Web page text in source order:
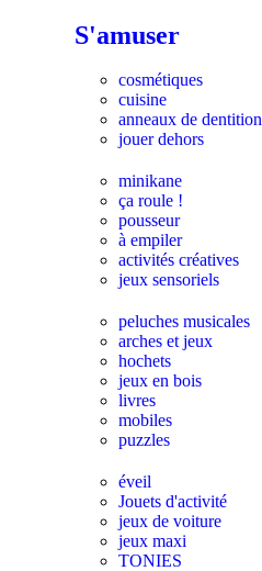
S'amuser
cosmétiques
cuisine
anneaux de dentition
jouer dehors
minikane
ça roule !
pousseur
à empiler
activités créatives
jeux sensoriels
peluches musicales
arches et jeux
hochets
jeux en bois
livres
mobiles
puzzles
éveil
Jouets d'activité
jeux de voiture
jeux maxi
TONIES